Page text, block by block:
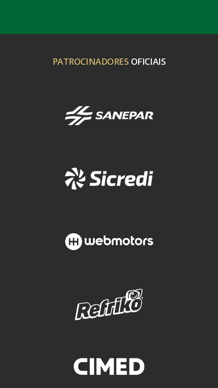
PATROCINADORES OFICIAIS